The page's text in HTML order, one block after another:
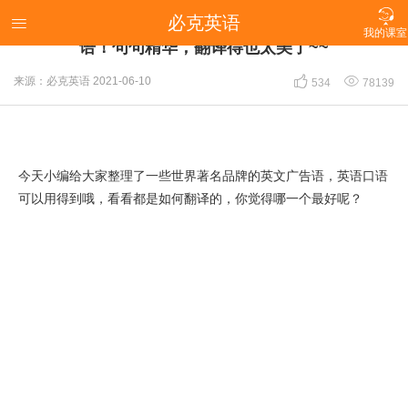

我的课室
 必克英语
【英语冷知识】必须收藏：世界著名的英语广告
语！句句精华，翻译得也太美了~~
来源：必克英语 2021-06-10  534  78139
今天小编给大家整理了一些世界著名品牌的英文广告语，英语口语
可以用得到哦，看看都是如何翻译的，你觉得哪一个最好呢？